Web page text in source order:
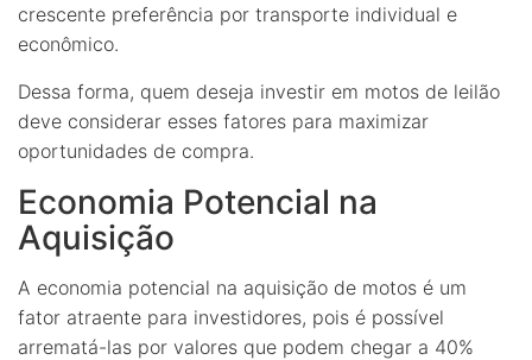
crescente preferência por transporte individual e
econômico.
Dessa forma, quem deseja investir em motos de leilão
deve considerar esses fatores para maximizar
oportunidades de compra.
Economia Potencial na
Aquisição
A economia potencial na aquisição de motos é um
fator atraente para investidores, pois é possível
arrematá-las por valores que podem chegar a 40%